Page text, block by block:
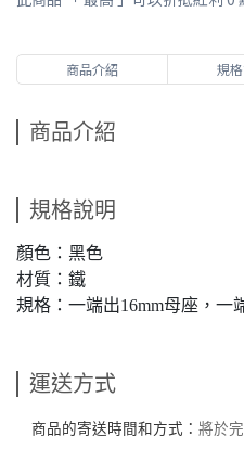
商品介紹 規
商品介紹
規格說明
顏色：黑色
材質：鐵
規格：一端出16mm母座，一
運送方式
商品的寄送時間和方式： 將於